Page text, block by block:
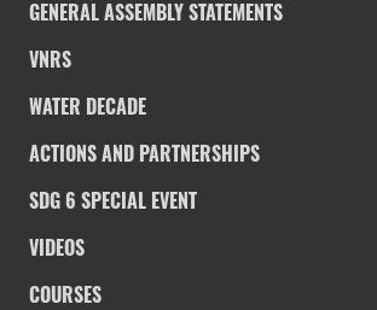
GENERAL ASSEMBLY STATEMENTS
VNRS
WATER DECADE
ACTIONS AND PARTNERSHIPS
SDG 6 SPECIAL EVENT
VIDEOS
COURSES